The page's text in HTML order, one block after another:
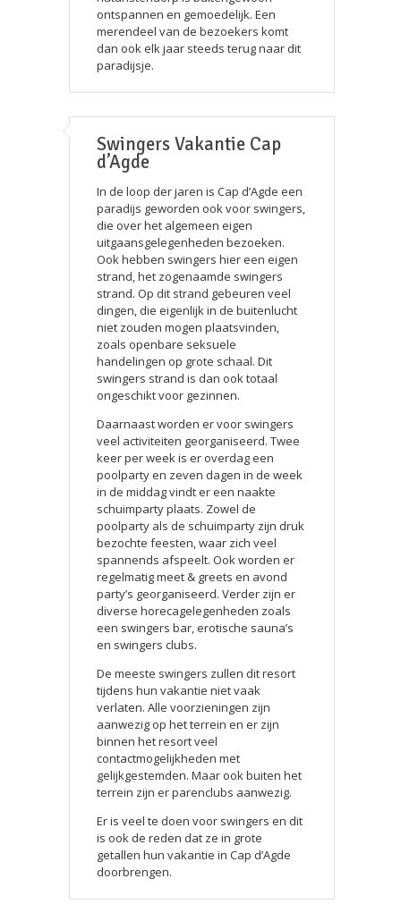
ontspannen en gemoedelijk. Een
merendeel van de bezoekers komt
dan ook elk jaar steeds terug naar dit
paradijsje.
Swingers Vakantie Cap
d’Agde
In de loop der jaren is Cap d’Agde een
paradijs geworden ook voor swingers,
die over het algemeen eigen
uitgaansgelegenheden bezoeken.
Ook hebben swingers hier een eigen
strand, het zogenaamde swingers
strand. Op dit strand gebeuren veel
dingen, die eigenlijk in de buitenlucht
niet zouden mogen plaatsvinden,
zoals openbare seksuele
handelingen op grote schaal. Dit
swingers strand is dan ook totaal
ongeschikt voor gezinnen.
Daarnaast worden er voor swingers
veel activiteiten georganiseerd. Twee
keer per week is er overdag een
poolparty en zeven dagen in de week
in de middag vindt er een naakte
schuimparty plaats. Zowel de
poolparty als de schuimparty zijn druk
bezochte feesten, waar zich veel
spannends afspeelt. Ook worden er
regelmatig meet & greets en avond
party’s georganiseerd. Verder zijn er
diverse horecagelegenheden zoals
een swingers bar, erotische sauna’s
en swingers clubs.
De meeste swingers zullen dit resort
tijdens hun vakantie niet vaak
verlaten. Alle voorzieningen zijn
aanwezig op het terrein en er zijn
binnen het resort veel
contactmogelijkheden met
gelijkgestemden. Maar ook buiten het
terrein zijn er parenclubs aanwezig.
Er is veel te doen voor swingers en dit
is ook de reden dat ze in grote
getallen hun vakantie in Cap d’Agde
doorbrengen.